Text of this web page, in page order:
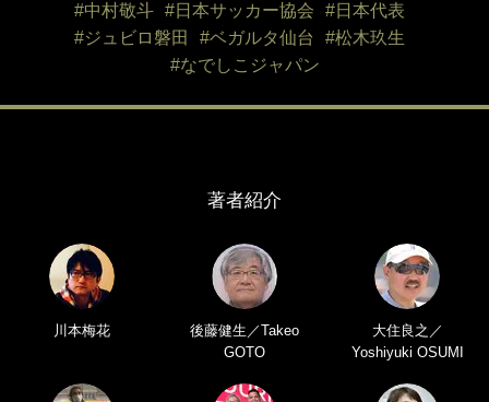
#中村敬斗
#日本サッカー協会
#日本代表
#ジュビロ磐田
#ベガルタ仙台
#松木玖生
#なでしこジャパン
著者紹介
川本梅花
後藤健生／Takeo
GOTO
大住良之／
Yoshiyuki OSUMI